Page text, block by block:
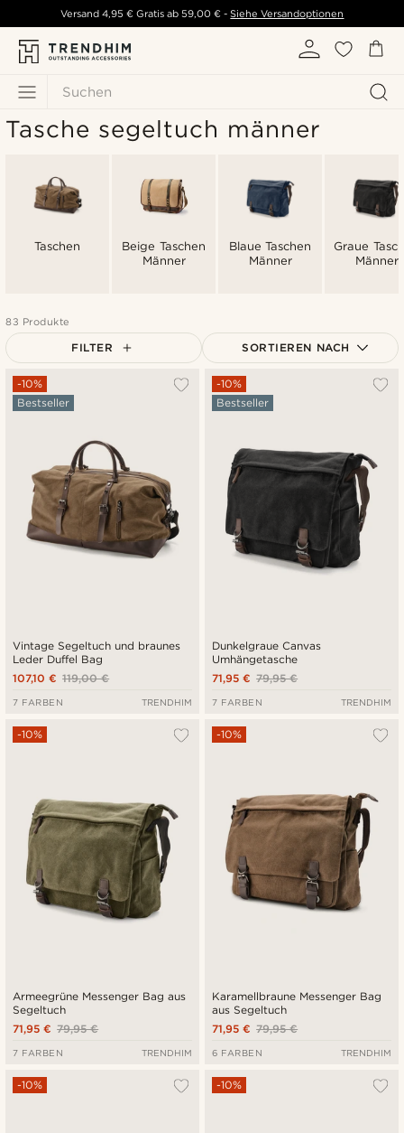
Suchen
Versand 4,95 € Gratis ab 59,00 € - Siehe Versandoptionen
Tasche segeltuch männer
Taschen
Beige Taschen
Männer
Blaue Taschen
Männer
Graue
Männer
83 Produkte
FILTER SORTIEREN NACH
Am Beliebtesten
Neuste
Höchster Preis
Vintage Segeltuch und braunes
Leder Duffel Bag
-10%
Bestseller
119,00 €
107,10 €
7 FARBEN TRENDHIM
Dunkelgraue Canvas
Umhängetasche
-10%
Bestseller
79,95 €
71,95 €
7 FARBEN TRENDHIM
Armeegrüne Messenger Bag aus
Segeltuch
-10%
79,95 €
71,95 €
7 FARBEN TRENDHIM
Karamellbraune Messenger Bag
aus Segeltuch
-10%
79,95 €
71,95 €
6 FARBEN TRENDHIM
-10% -10%